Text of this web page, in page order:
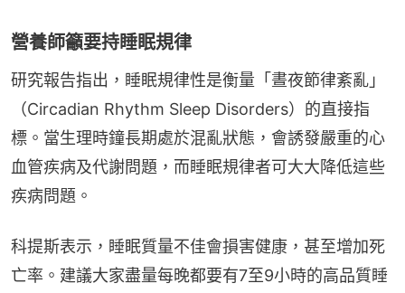
營養師籲要持睡眠規律
研究報告指出，睡眠規律性是衡量「晝夜節律紊亂」
（Circadian Rhythm Sleep Disorders）的直接指
標。當生理時鐘長期處於混亂狀態，會誘發嚴重的心
血管疾病及代謝問題，而睡眠規律者可大大降低這些
疾病問題。
科提斯表示，睡眠質量不佳會損害健康，甚至增加死
亡率。建議大家盡量每晚都要有7至9小時的高品質睡